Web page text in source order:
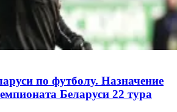
по футболу. Назначение
Беларуси 22 тура